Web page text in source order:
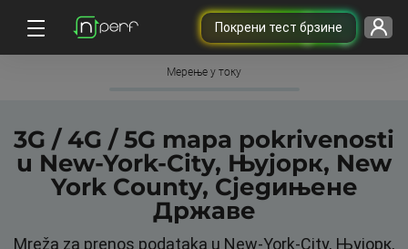
Покрени тест брзине
Мерење у току
3G / 4G / 5G mapa pokrivenosti
u New-York-City, Њујорк, New
York County, Сједињене
Државе
Mreža za prenos podataka u New-York-City, Њујорк,